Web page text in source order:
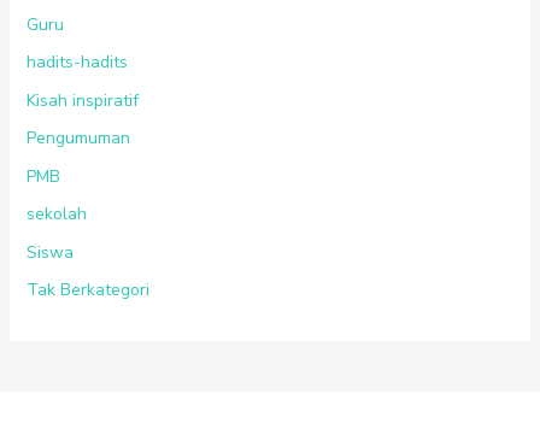
Guru
hadits-hadits
Kisah inspiratif
Pengumuman
PMB
sekolah
Siswa
Tak Berkategori